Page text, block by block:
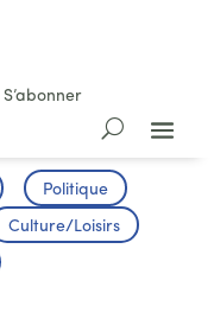
S’abonner
Politique
Culture/Loisirs